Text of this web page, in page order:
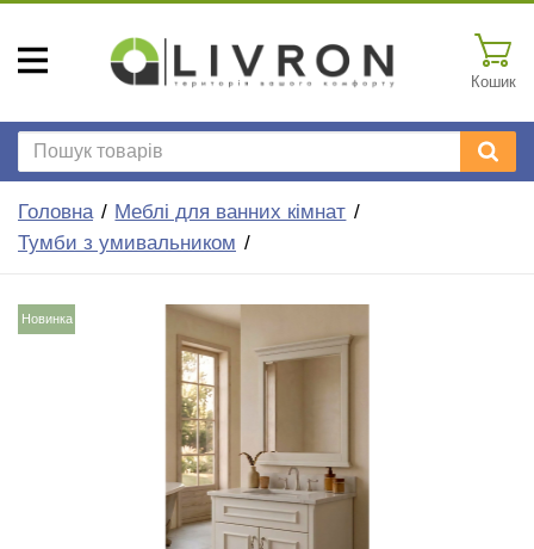
Кошик
Головна
Меблі для ванних кімнат
Тумби з умивальником
Новинка